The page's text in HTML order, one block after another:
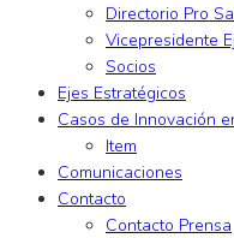
Directorio Pro
Vicepresidente
Socios
Ejes Estratégicos
Casos de Innovación
Item
Comunicaciones
Contacto
Contacto Prensa